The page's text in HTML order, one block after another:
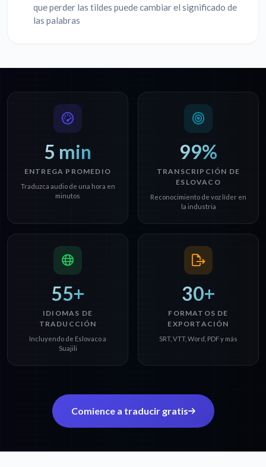
que perder las tildes puede cambiar el significado de
las palabras
5 min
ENTREGA PROMEDIO
Traduzca audio de una hora en
minutos
99%
TRANSCRIPCIÓN DE
ESLOVACO
Reconocimiento de voz líder en
la industria
55+
IDIOMAS DE
TRADUCCIÓN
Incluyendo de Eslovaco a
Suajili
30+
FORMATOS DE
EXPORTACIÓN
SRT, VTT, Word, PDF y más
Comience a traducir gratis